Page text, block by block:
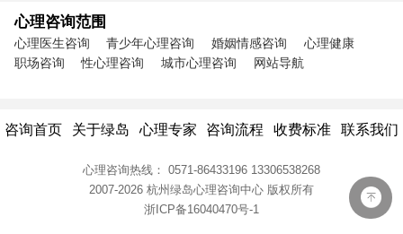
心理咨询范围
心理医生咨询 青少年心理咨询 婚姻情感咨询
心理健康
职场咨询
性心理咨询 城市心理咨询 网站导航
咨询首页 关于绿岛 心理专家 咨询流程 收费标准 联系我们
心理咨询热线： 0571-86433196 13306538268
2007-2026 杭州绿岛心理咨询中心 版权所有
浙ICP备16040470号-1